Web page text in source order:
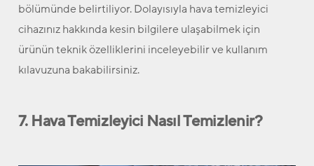
bölümünde belirtiliyor. Dolayısıyla hava temizleyici
cihazınız hakkında kesin bilgilere ulaşabilmek için
ürünün teknik özelliklerini inceleyebilir ve kullanım
kılavuzuna bakabilirsiniz.
7. Hava Temizleyici Nasıl Temizlenir?